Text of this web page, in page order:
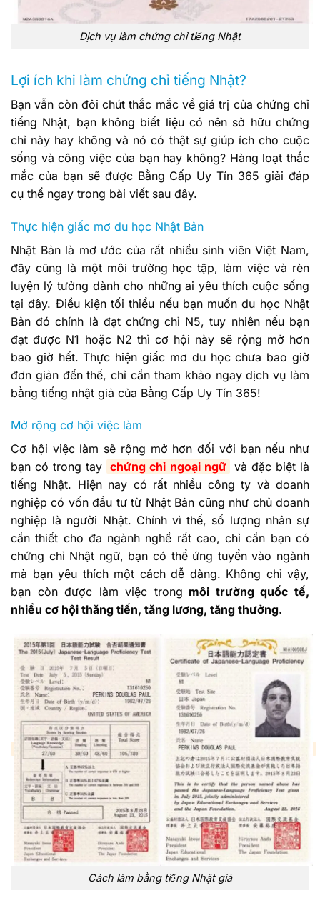
Dịch vụ làm chứng chỉ tiếng Nhật
Lợi ích khi làm chứng chỉ tiếng Nhật?
Bạn vẫn còn đôi chút thắc mắc về giá trị của chứng chỉ
tiếng Nhật, bạn không biết liệu có nên sở hữu chứng
chỉ này hay không và nó có thật sự giúp ích cho cuộc
sống và công việc của bạn hay không? Hàng loạt thắc
mắc của bạn sẽ được Bằng Cấp Uy Tín 365 giải đáp
cụ thể ngay trong bài viết sau đây.
Thực hiện giấc mơ du học Nhật Bản
Nhật Bản là mơ ước của rất nhiều sinh viên Việt Nam,
đây cũng là một môi trường học tập, làm việc và rèn
luyện lý tưởng dành cho những ai yêu thích cuộc sống
tại đây. Điều kiện tối thiểu nếu bạn muốn du học Nhật
Bản đó chính là đạt chứng chỉ N5, tuy nhiên nếu bạn
đạt được N1 hoặc N2 thì cơ hội này sẽ rộng mở hơn
bao giờ hết. Thực hiện giấc mơ du học chưa bao giờ
đơn giản đến thế, chỉ cần tham khảo ngay dịch vụ làm
bằng tiếng nhật giả của Bằng Cấp Uy Tín 365!
Mở rộng cơ hội việc làm
Cơ hội việc làm sẽ rộng mở hơn đối với bạn nếu như
bạn có trong tay chứng chỉ ngoại ngữ và đặc biệt là
tiếng Nhật. Hiện nay có rất nhiều công ty và doanh
nghiệp có vốn đầu tư từ Nhật Bản cũng như chủ doanh
nghiệp là người Nhật. Chính vì thế, số lượng nhân sự
cần thiết cho đa ngành nghề rất cao, chỉ cần bạn có
chứng chỉ Nhật ngữ, bạn có thể ứng tuyển vào ngành
mà bạn yêu thích một cách dễ dàng. Không chỉ vậy,
bạn còn được làm việc trong môi trường quốc tế,
nhiều cơ hội thăng tiến, tăng lương, tăng thưởng.
Cách làm bằng tiếng Nhật giả